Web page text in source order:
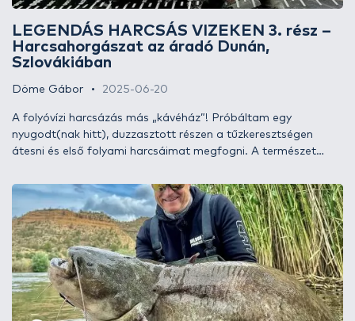
LEGENDÁS HARCSÁS VIZEKEN 3. rész –
Harcsahorgászat az áradó Dunán,
Szlovákiában
Döme Gábor 2025-06-20
A folyóvízi harcsázás más „kávéház”! Próbáltam egy
nyugodt(nak hitt), duzzasztott részen a tűzkeresztségen
átesni és első folyami harcsáimat megfogni. A természet
sem. Hogyan lehet ilyenkor horgászni, milyen módszerekkel
lehetünk extrém körülmények között is eredményesek? Ebből
az írásból és filmből kiderül!